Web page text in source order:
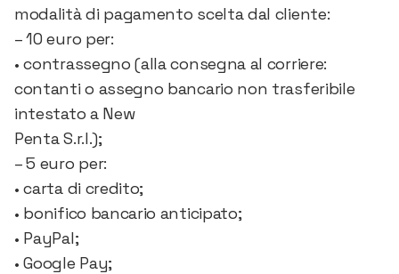
modalità di pagamento scelta dal cliente:
– 10 euro per:
• contrassegno (alla consegna al corriere:
contanti o assegno bancario non trasferibile
intestato a New
Penta S.r.l.);
– 5 euro per:
• carta di credito;
• bonifico bancario anticipato;
• PayPal;
• Google Pay;